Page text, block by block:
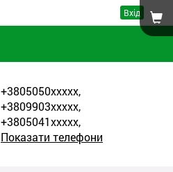
Вхід
+3805050xxxxx,
+3809903xxxxx,
+3805041xxxxx,
Показати телефони